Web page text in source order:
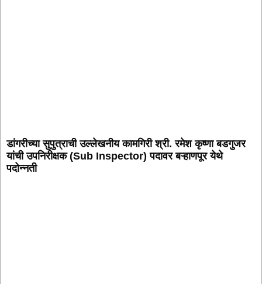
डांगरीच्या सुपुत्राची उल्लेखनीय कामगिरी श्री. रमेश कृष्णा बडगुजर
यांची उपनिरीक्षक (Sub Inspector) पदावर बऱ्हाणपूर येथे
पदोन्नती